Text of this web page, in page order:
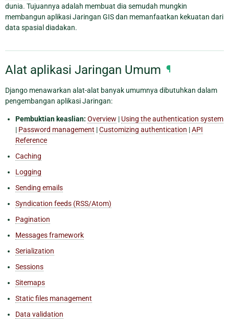
dunia. Tujuannya adalah membuat dia semudah mungkin
membangun aplikasi Jaringan GIS dan memanfaatkan kekuatan dari
data spasial diadakan.
Alat aplikasi Jaringan Umum ¶
Django menawarkan alat-alat banyak umumnya dibutuhkan dalam
pengembangan aplikasi Jaringan:
Pembuktian keaslian: Overview | Using the authentication system
| Password management |Customizing authentication |API
Reference
Caching
Logging
Sending emails
Syndication feeds (RSS/Atom)
Pagination
Messages framework
Serialization
Sessions
Sitemaps
Static files management
Data validation